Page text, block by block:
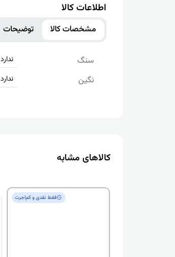
اطلاعات کالا
مشخصات کالا توضیحات
سنگ ندارد
نگین ندارد
کالاهای مشابه
فقط‌ نقدی و کم‌اجرت